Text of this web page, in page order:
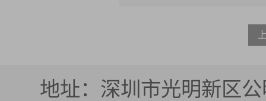
地址：深圳市光明新区